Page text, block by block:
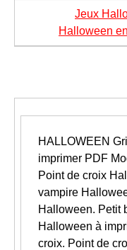
Jeux
Halloween
HALLOWEEN
imprimer PDF
Point de croix
vampire
Halloween. Petit
Halloween à
croix. Point de